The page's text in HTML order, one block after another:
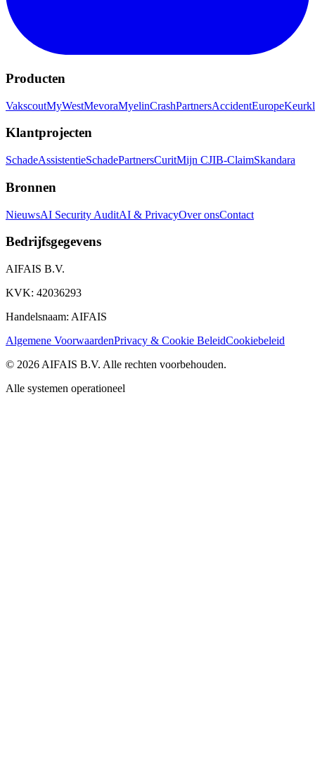
Producten
VakscoutMyWestMevoraMyelinCrashPartnersAccidentEurope
Klantprojecten
SchadeAssistentieSchadePartnersCuritMijn CJIB-ClaimSkandara
Bronnen
NieuwsAI Security AuditAI & PrivacyOver onsContact
Bedrijfsgegevens
AIFAIS B.V.
KVK: 42036293
Handelsnaam: AIFAIS
Algemene VoorwaardenPrivacy & Cookie BeleidCookiebeleid
© 2026 AIFAIS B.V. Alle rechten voorbehouden.
Alle systemen operationeel